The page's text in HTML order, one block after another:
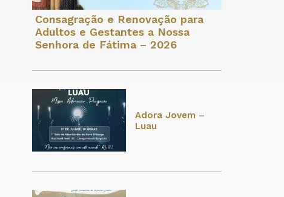
Consagração e Renovação para
Adultos e Gestantes a Nossa
Senhora de Fátima – 2026
Adora Jovem –
Luau